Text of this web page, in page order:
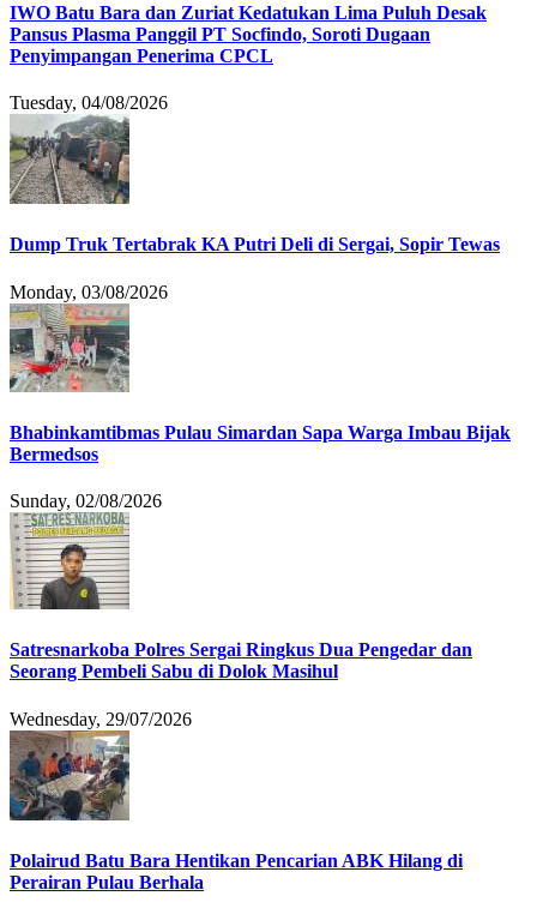
IWO Batu Bara dan Zuriat Kedatukan Lima Puluh Desak
Pansus Plasma Panggil PT Socfindo, Soroti Dugaan
Penyimpangan Penerima CPCL
Tuesday, 04/08/2026
Dump Truk Tertabrak KA Putri Deli di Sergai, Sopir Tewas
Monday, 03/08/2026
Bhabinkamtibmas Pulau Simardan Sapa Warga Imbau Bijak
Bermedsos
Sunday, 02/08/2026
Satresnarkoba Polres Sergai Ringkus Dua Pengedar dan
Seorang Pembeli Sabu di Dolok Masihul
Wednesday, 29/07/2026
Polairud Batu Bara Hentikan Pencarian ABK Hilang di
Perairan Pulau Berhala